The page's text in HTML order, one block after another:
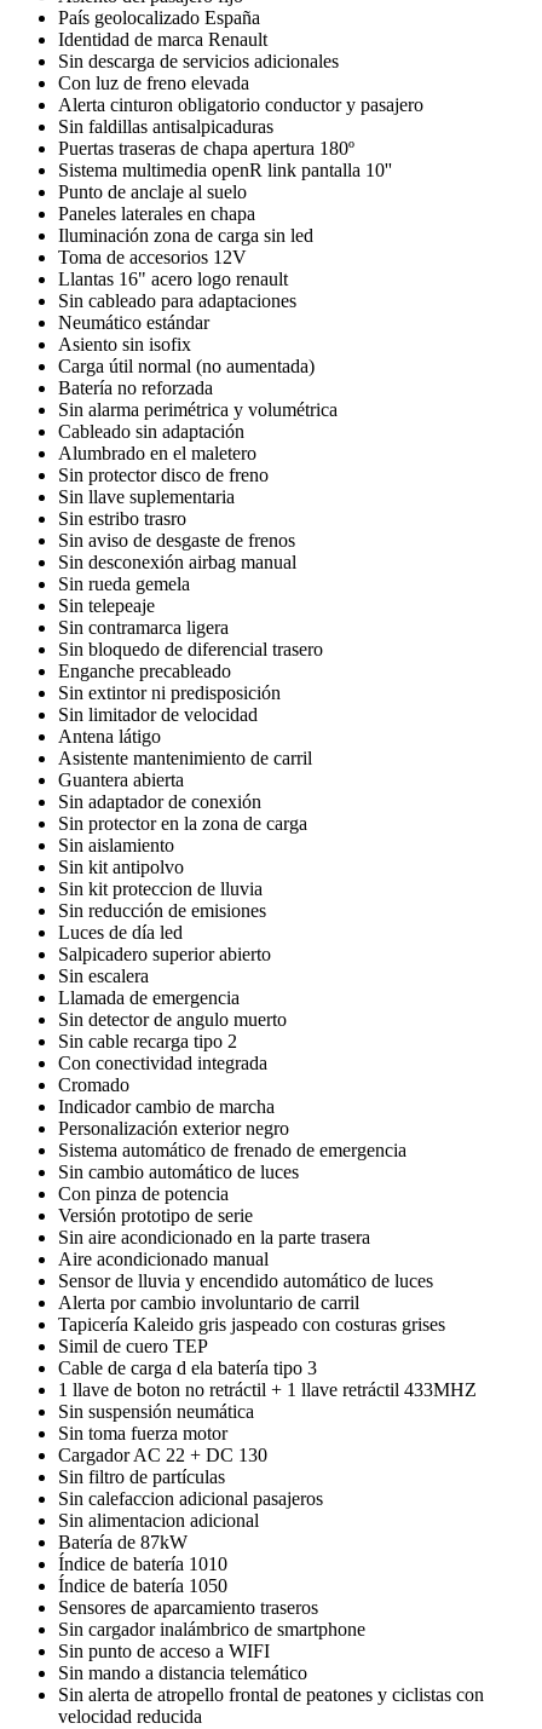
País geolocalizado España
Identidad de marca Renault
Sin descarga de servicios adicionales
Con luz de freno elevada
Alerta cinturon obligatorio conductor y pasajero
Sin faldillas antisalpicaduras
Puertas traseras de chapa apertura 180º
Sistema multimedia openR link pantalla 10''
Punto de anclaje al suelo
Paneles laterales en chapa
Iluminación zona de carga sin led
Toma de accesorios 12V
Llantas 16" acero logo renault
Sin cableado para adaptaciones
Neumático estándar
Asiento sin isofix
Carga útil normal (no aumentada)
Batería no reforzada
Sin alarma perimétrica y volumétrica
Cableado sin adaptación
Alumbrado en el maletero
Sin protector disco de freno
Sin llave suplementaria
Sin estribo trasro
Sin aviso de desgaste de frenos
Sin desconexión airbag manual
Sin rueda gemela
Sin telepeaje
Sin contramarca ligera
Sin bloquedo de diferencial trasero
Enganche precableado
Sin extintor ni predisposición
Sin limitador de velocidad
Antena látigo
Asistente mantenimiento de carril
Guantera abierta
Sin adaptador de conexión
Sin protector en la zona de carga
Sin aislamiento
Sin kit antipolvo
Sin kit proteccion de lluvia
Sin reducción de emisiones
Luces de día led
Salpicadero superior abierto
Sin escalera
Llamada de emergencia
Sin detector de angulo muerto
Sin cable recarga tipo 2
Con conectividad integrada
Cromado
Indicador cambio de marcha
Personalización exterior negro
Sistema automático de frenado de emergencia
Sin cambio automático de luces
Con pinza de potencia
Versión prototipo de serie
Sin aire acondicionado en la parte trasera
Aire acondicionado manual
Sensor de lluvia y encendido automático de luces
Alerta por cambio involuntario de carril
Tapicería Kaleido gris jaspeado con costuras grises
Simil de cuero TEP
Cable de carga d ela batería tipo 3
1 llave de boton no retráctil + 1 llave retráctil 433MHZ
Sin suspensión neumática
Sin toma fuerza motor
Cargador AC 22 + DC 130
Sin filtro de partículas
Sin calefaccion adicional pasajeros
Sin alimentacion adicional
Batería de 87kW
Índice de batería 1010
Índice de batería 1050
Sensores de aparcamiento traseros
Sin cargador inalámbrico de smartphone
Sin punto de acceso a WIFI
Sin mando a distancia telemático
Sin alerta de atropello frontal de peatones y ciclistas con
velocidad reducida